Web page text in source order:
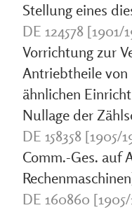
Stellung eines
DE 124578 [1901/
Vorrichtung zur
Antriebtheile von
ähnlichen
Nullage der
DE 158358 [1905/
Comm.-Ges. auf
DE 160860